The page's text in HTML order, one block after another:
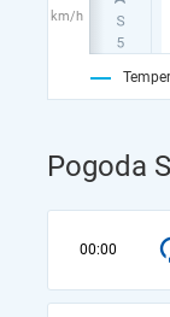
km/h
Pogoda
00:00